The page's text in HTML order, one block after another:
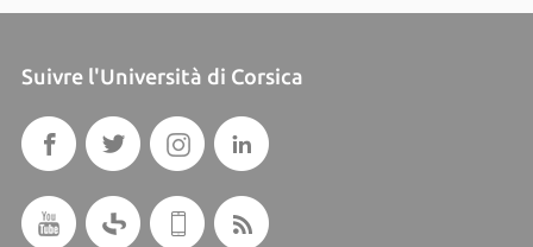
Suivre l'Università di Corsica